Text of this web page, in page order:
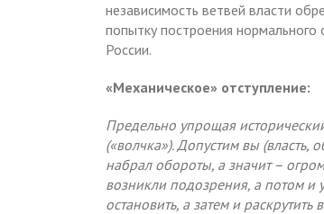
независимость ветвей власти
попытку построения
России.
«Механическое» отступление:
Предельно упрощая
(«волчка»). Допустим вы (власть,
набрал обороты, а значит –
возникли подозрения, а потом и
остановить, а затем и